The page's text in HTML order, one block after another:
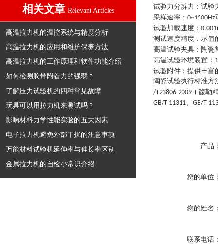
相关文章 Relevant Articles
高温拉力机的温控系统与精度分析
高温拉力机的应用和维护保养方法
高温拉力机的工作原理和软件功能介绍
如何检测胶带附着力的强弱？
了解压力试验机的四种常见故障
玩具可以用拉力机来测试吗？
影响材料力学性能实验的五大因素
电子拉力机避免外部干扰的注意事项
万能材料试验机延伸率与伸长率区别
金属拉力机的自检小常识介绍
试验力分辨力 ： 试验
采样速率 ： 0~1500Hz
试验加载速度 ：
测试速度精度 ： 示值
高温试验夹具 ： 陶瓷
高温试验环境装置 ：
试验附件 ： 提供丰富
陶瓷试验执行标准方
/T23806-2009-T 馥勒
GB/T 11311、 GB/T
产品
您的单位
您的姓名
联系电话